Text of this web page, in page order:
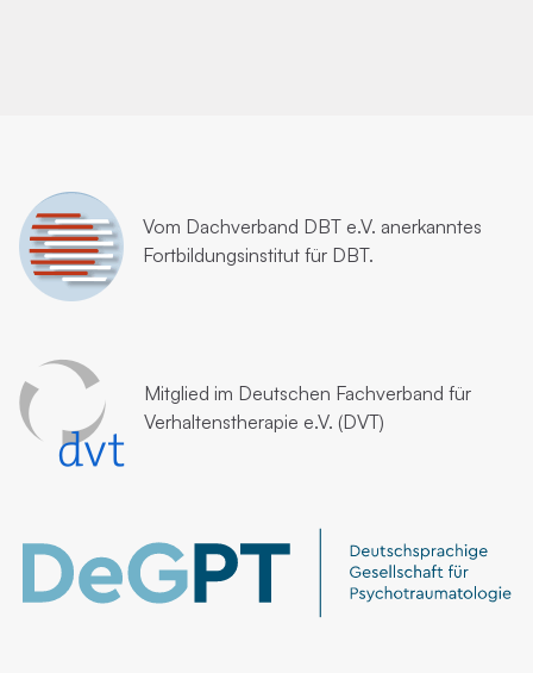
Vom Dachverband DBT e.V. anerkanntes
Fortbildungsinstitut für DBT.
Mitglied im Deutschen Fachverband für
Verhaltenstherapie e.V. (DVT)